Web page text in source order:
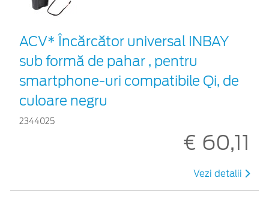
ACV* Încărcător universal INBAY
sub formă de pahar , pentru
smartphone-uri compatibile Qi, de
culoare negru
2344025
€ 60,11
Vezi detalii